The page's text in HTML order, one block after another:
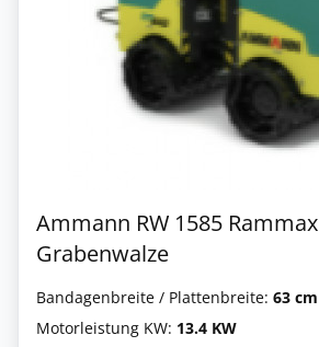
Ammann RW 1585 Rammax
Grabenwalze
Bandagenbreite / Plattenbreite: 63 cm
Motorleistung KW: 13.4 KW